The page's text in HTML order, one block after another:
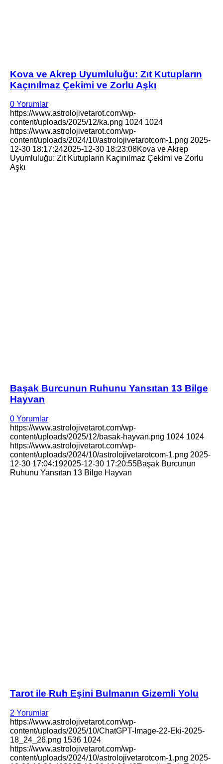
Kova ve Akrep Uyumluluğu: Zıt Kutupların
Kaçınılmaz Çekimi ve Zorlu Aşkı
0 Yorumlar
https://www.astrolojivetarot.com/wp-
content/uploads/2025/12/ka.png 1024 1024
https://www.astrolojivetarot.com/wp-
content/uploads/2024/10/astrolojivetarotcom-1.png 2025-
12-30 18:17:242025-12-30 18:23:08Kova ve Akrep
Uyumluluğu: Zıt Kutupların Kaçınılmaz Çekimi ve Zorlu
Aşkı
Başak Burcunun Ruhunu Yansıtan 13 Bilge
Hayvan
0 Yorumlar
https://www.astrolojivetarot.com/wp-
content/uploads/2025/12/basak-hayvan.png 1024 1024
https://www.astrolojivetarot.com/wp-
content/uploads/2024/10/astrolojivetarotcom-1.png 2025-
12-30 17:04:192025-12-30 17:20:55Başak Burcunun
Ruhunu Yansıtan 13 Bilge Hayvan
Tarot ile Ruh Eşini Bulmanın Gizemli Yolu
2 Yorumlar
https://www.astrolojivetarot.com/wp-
content/uploads/2025/10/ChatGPT-Image-22-Eki-2025-
18_24_26.png 1536 1024
https://www.astrolojivetarot.com/wp-
content/uploads/2024/10/astrolojivetarotcom-1.png 2025-